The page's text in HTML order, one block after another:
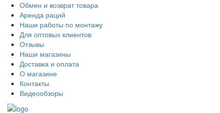
Обмен и возврат товара
Аренда раций
Наши работы по монтажу
Для оптовых клиентов
Отзывы
Наши магазины
Доставка и оплата
О магазине
Контакты
Видеообзоры